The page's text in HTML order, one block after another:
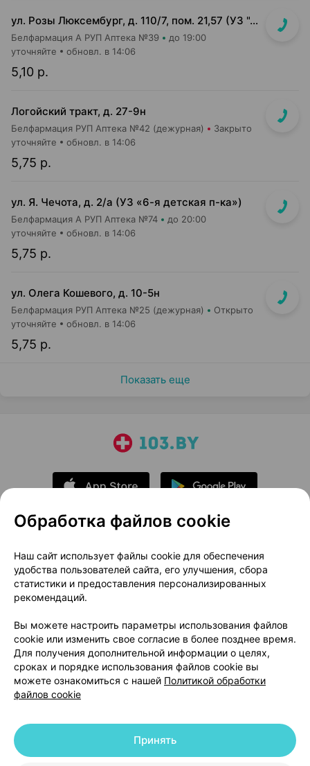
ул. Розы Люксембург, д. 110/7, пом. 21,57 (УЗ "4-я городская б-ца им. Савченко" (терапевтический корпус))
Белфармация А РУП Аптека №39 до 19:00
5,10 р.
уточняйте обновл. в 14:06
Логойский тракт, д. 27-9н
Белфармация РУП Аптека №42 (дежурная) Закрыто
5,75 р.
уточняйте обновл. в 14:06
ул. Я. Чечота, д. 2/а (УЗ «6-я детская п-ка»)
Белфармация А РУП Аптека №74 до 20:00
5,75 р.
уточняйте обновл. в 14:06
ул. Олега Кошевого, д. 10-5н
Белфармация РУП Аптека №25 (дежурная) Открыто
5,75 р.
уточняйте обновл. в 14:06
Показать еще
О проекте
Новости проекта
Размещение рекламы
Медицинский маркетинг
Публичный договор
Доставка
Способы оплаты
Вакансии
Партнеры
Написать руководителю 103.by
Написать в поддержку
Персональные настройки Cookie
© 2026 ООО «Артокс Лаб», УНП 191700409 | 220012, Республика Беларусь,
Обработка файлов cookie
Наш сайт использует файлы cookie для обеспечения
удобства пользователей сайта, его улучшения, сбора
статистики и предоставления персонализированных
рекомендаций.
Вы можете настроить параметры использования файлов
cookie или изменить свое согласие в более позднее время.
Для получения дополнительной информации о целях,
сроках и порядке использования файлов cookie вы
можете ознакомиться с нашей Политикой обработки
файлов cookie
Принять